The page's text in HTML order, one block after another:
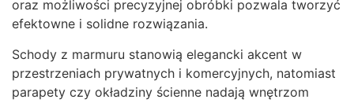
oraz możliwości precyzyjnej obróbki pozwala tworzyć
efektowne i solidne rozwiązania.
Schody z marmuru stanowią elegancki akcent w
przestrzeniach prywatnych i komercyjnych, natomiast
parapety czy okładziny ścienne nadają wnętrzom